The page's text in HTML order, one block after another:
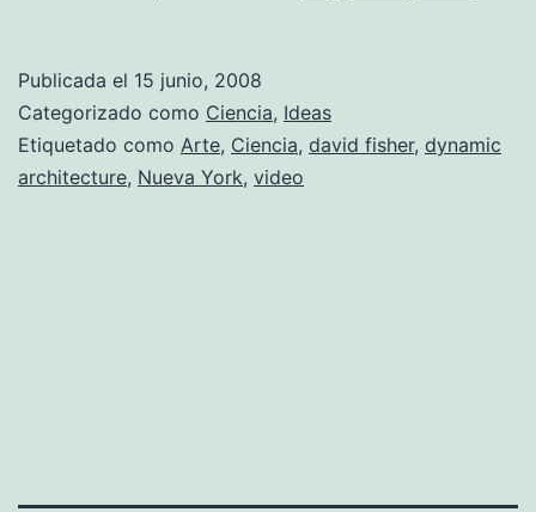
Publicada el 15 junio, 2008
Categorizado como Ciencia, Ideas
Etiquetado como Arte, Ciencia, david fisher, dynamic
architecture, Nueva York, video